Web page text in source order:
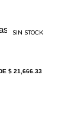
SIN STOCK
$ 21,666.33